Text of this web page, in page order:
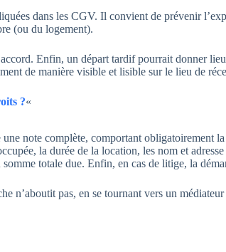
dans les CGV. Il convient de prévenir
(ou du logement).
Enfin, un départ tardif pourrait donner
de manière visible et lisible sur le lieu de
?«
note complète, comportant obligatoirement la
la durée de la location, les nom et
totale due. Enfin, en cas de litige, la
n’aboutit pas, en se tournant vers un